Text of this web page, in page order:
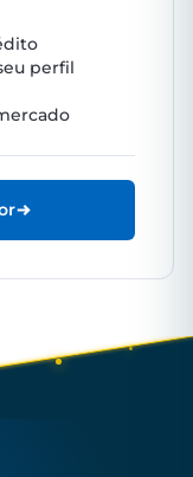
perfil